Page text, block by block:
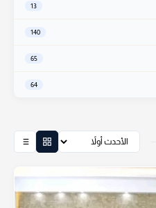
13
140
65
64